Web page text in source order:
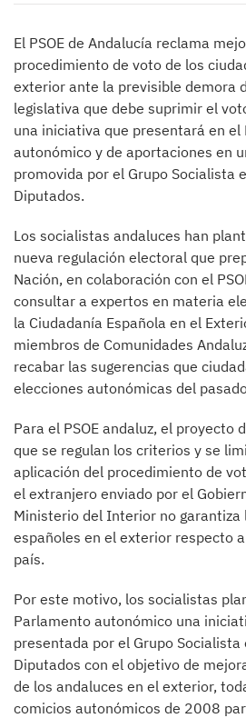
El PSOE de Andalucía reclama
procedimiento de voto de los
exterior ante la previsible demora
legislativa que debe suprimir el
una iniciativa que presentará en el
autonómico y de aportaciones en
promovida por el Grupo Socialista
Diputados.
Los socialistas andaluces han
nueva regulación electoral que
Nación, en colaboración con el
consultar a expertos en materia
la Ciudadanía Española en el
miembros de Comunidades
recabar las sugerencias que
elecciones autonómicas del
Para el PSOE andaluz, el proyecto
que se regulan los criterios y se
aplicación del procedimiento de
el extranjero enviado por el
Ministerio del Interior no garantiza
españoles en el exterior respecto
país.
Por este motivo, los socialistas
Parlamento autonómico una
presentada por el Grupo Socialista
Diputados con el objetivo de
de los andaluces en el exterior,
comicios autonómicos de 2008